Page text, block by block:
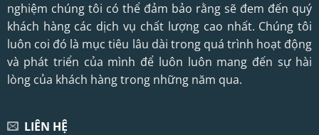
nghiệm chúng tôi có thể đảm bảo rằng sẽ đem đến quý
khách hàng các dịch vụ chất lượng cao nhất. Chúng tôi
luôn coi đó là mục tiêu lâu dài trong quá trình hoạt động
và phát triển của mình để luôn luôn mang đến sự hài
lòng của khách hàng trong những năm qua.
LIÊN HỆ